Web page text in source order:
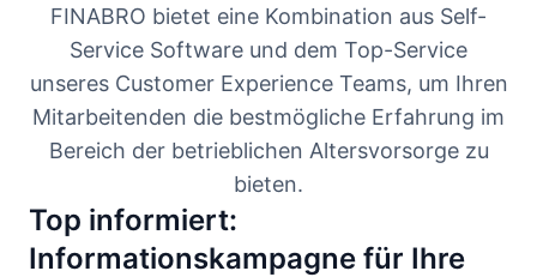
FINABRO bietet eine Kombination aus Self-
Service Software und dem Top-Service
unseres Customer Experience Teams, um Ihren
Mitarbeitenden die bestmögliche Erfahrung im
Bereich der betrieblichen Altersvorsorge zu
bieten.
Top informiert:
Informationskampagne für Ihre